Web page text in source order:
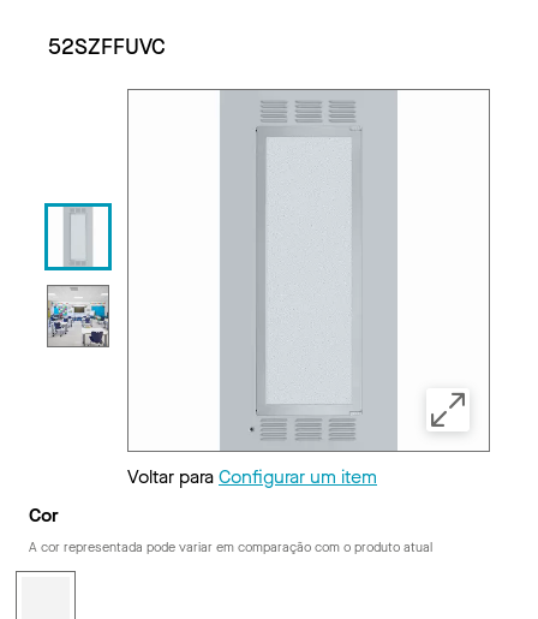
52SZFFUVC
Voltar paraConfigurar um item
Cor
A cor representada pode variar em comparação com o produto atual